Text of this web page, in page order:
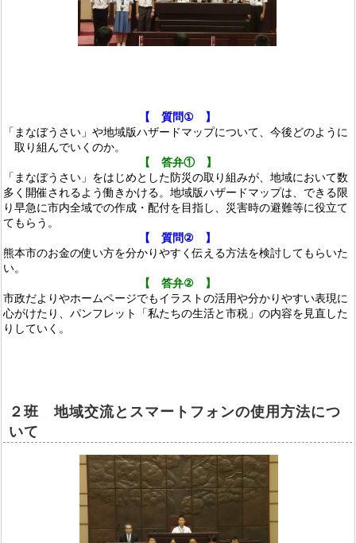
【 質問① 】
「まなぼうさい」や地域版ハザードマップについて、今後どのように
取り組んでいくのか。
【 答弁①】
「まなぼうさい」をはじめとした防災の取り組みが、地域において数
多く開催されるよう働きかける。地域版ハザードマップは、できる限
り早急に市内全域での作成・配付を目指し、災害時の避難等に役立て
てもらう。
【 質問② 】
熊本市のお金の使い方を分かりやすく伝える方法を検討してもらいた
い。
【 答弁② 】
市政だよりやホームページでもイラストの活用や分かりやすい表現に
心がけたり、パンフレット「私たちの生活と市税」の内容を見直した
りしていく。
２班地域交流とスマートフォンの使用方法につ
いて